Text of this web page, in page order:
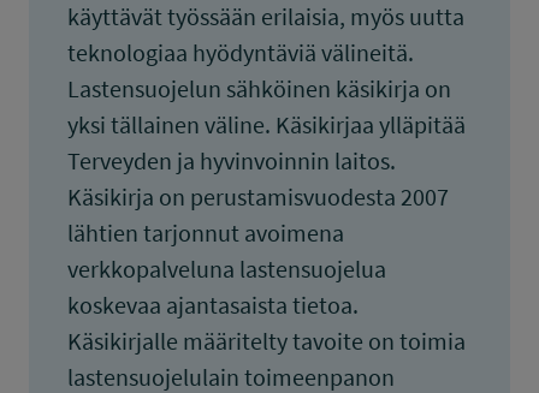
käyttävät työssään erilaisia, myös uutta
teknologiaa hyödyntäviä välineitä.
Lastensuojelun sähköinen käsikirja on
yksi tällainen väline. Käsikirjaa ylläpitää
Terveyden ja hyvinvoinnin laitos.
Käsikirja on perustamisvuodesta 2007
lähtien tarjonnut avoimena
verkkopalveluna lastensuojelua
koskevaa ajantasaista tietoa.
Käsikirjalle määritelty tavoite on toimia
lastensuojelulain toimeenpanon